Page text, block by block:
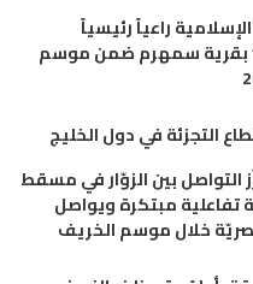
راعياً رئيسياً
بقرية سمهرم ضمن موسم
بين الزوّار في مسقط
تفاعلية مبتكرة ويواصل
خلال موسم الخريف